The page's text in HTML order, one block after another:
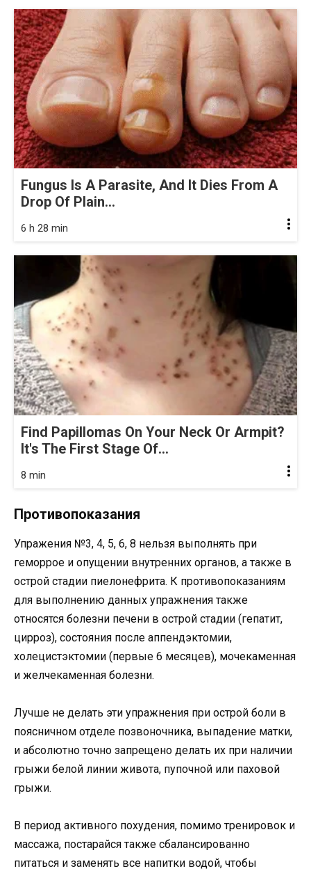
Fungus Is A Parasite, And It Dies From A
Drop Of Plain...
6 h 28 min
Find Papillomas On Your Neck Or Armpit?
It's The First Stage Of...
8 min
Противопоказания
Упражения №3, 4, 5, 6, 8 нельзя выполнять при
геморрое и опущении внутренних органов, а также в
острой стадии пиелонефрита. К противопоказаниям
для выполнению данных упражнения также
относятся болезни печени в острой стадии (гепатит,
цирроз), состояния после аппендэктомии,
холецистэктомии (первые 6 месяцев), мочекаменная
и желчекаменная болезни.
Лучше не делать эти упражнения при острой боли в
поясничном отделе позвоночника, выпадение матки,
и абсолютно точно запрещено делать их при наличии
грыжи белой линии живота, пупочной или паховой
грыжи.
В период активного похудения, помимо тренировок и
массажа, постарайся также сбалансированно
питаться и заменять все напитки водой, чтобы